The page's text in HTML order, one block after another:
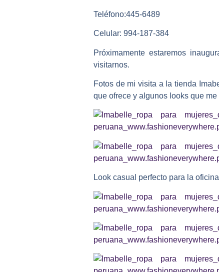
Teléfono:445-6489
Celular: 994-187-384
Próximamente estaremos
visitarnos.
Fotos de mi visita a la tienda
que ofrece y algunos looks que me
Look casual perfecto para la